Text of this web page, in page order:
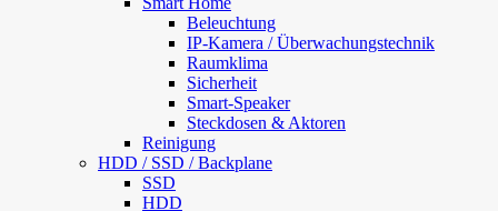
Beleuchtung
IP-Kamera / Überwachungstechnik
Raumklima
Sicherheit
Smart-Speaker
Steckdosen & Aktoren
Reinigung
HDD / SSD / Backplane
SSD
HDD